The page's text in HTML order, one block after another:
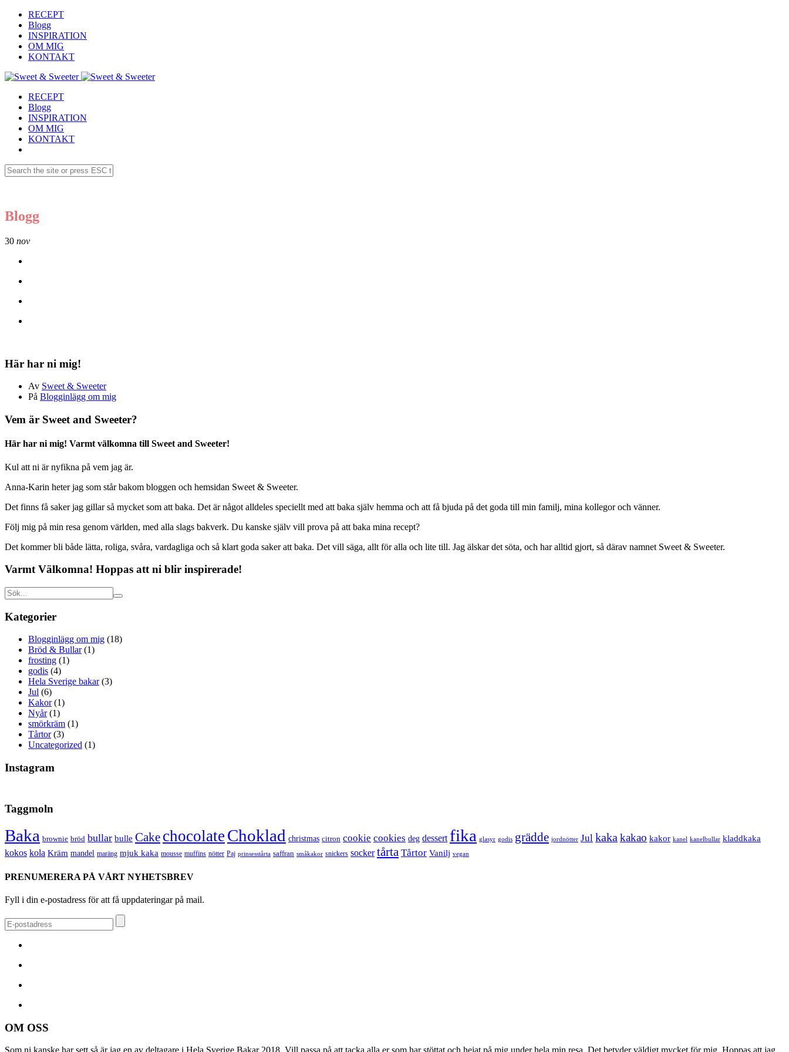
RECEPT
Blogg
INSPIRATION
OM MIG
KONTAKT
RECEPT
Blogg
INSPIRATION
OM MIG
KONTAKT
Blogg
30 nov
Här har ni mig!
Av Sweet & Sweeter
På Blogginlägg om mig
Vem är Sweet and Sweeter?
Här har ni mig! Varmt välkomna till Sweet and Sweeter!
Kul att ni är nyfikna på vem jag är.
Anna-Karin heter jag som står bakom bloggen och hemsidan Sweet & Sweeter.
Det finns få saker jag gillar så mycket som att baka. Det är något alldeles speciellt med att baka själv hemma och att få bjuda på det goda till min familj, mina kollegor och vänner.
Följ mig på min resa genom världen, med alla slags bakverk. Du kanske själv vill prova på att baka mina recept?
Det kommer bli både lätta, roliga, svåra, vardagliga och så klart goda saker att baka. Det vill säga, allt för alla och lite till. Jag älskar det söta, och har alltid gjort, så därav namnet Sweet & Sweeter.
Varmt Välkomna! Hoppas att ni blir inspirerade!
Kategorier
Blogginlägg om mig (18)
Bröd & Bullar(1)
frosting (1)
godis (4)
Hela Sverige bakar(3)
Jul (6)
Kakor(1)
Nyår(1)
smörkräm (1)
Tårtor(3)
Uncategorized (1)
Instagram
Taggmoln
Baka brownie bröd bullar bulle Cake chocolate Choklad christmas citron cookie cookies deg dessert fika glasyr godis grädde jordnötter Jul kaka kakao kakor kanel kanelbullar kladdkaka
kokos kola Kräm mandel maräng mjuk kaka mousse muffins nötter Paj prinsesstårta saffran småkakor snickers socker tårta Tårtor Vanilj vegan
PRENUMERERA PÅ VÅRT NYHETSBREV
Fyll i din e-postadress för att få uppdateringar på mail.
OM OSS